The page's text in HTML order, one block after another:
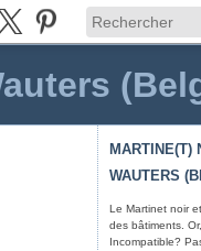
MARTINE(T)
WAUTERS
Le Martinet noir
des bâtiments.
Incompatible?